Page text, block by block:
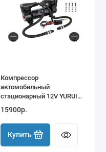
Компрессор
автомобильный
стационарный 12V YURUI
15900р.
Купить